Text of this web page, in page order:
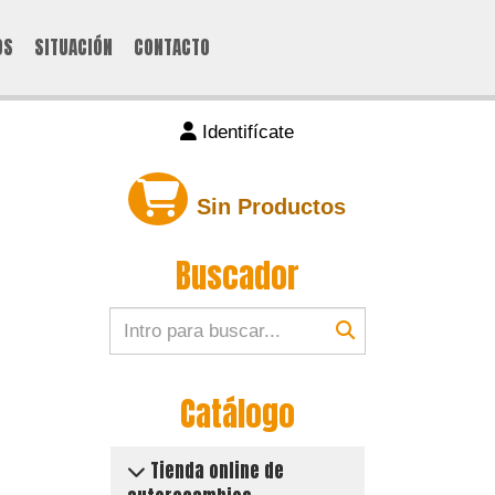
SITUACIÓN CONTACTO
Identifícate
Sin Productos
Buscador
Catálogo
Tienda online de